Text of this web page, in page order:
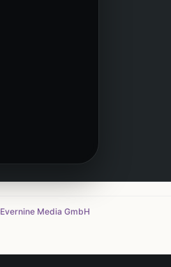
Evernine Media GmbH